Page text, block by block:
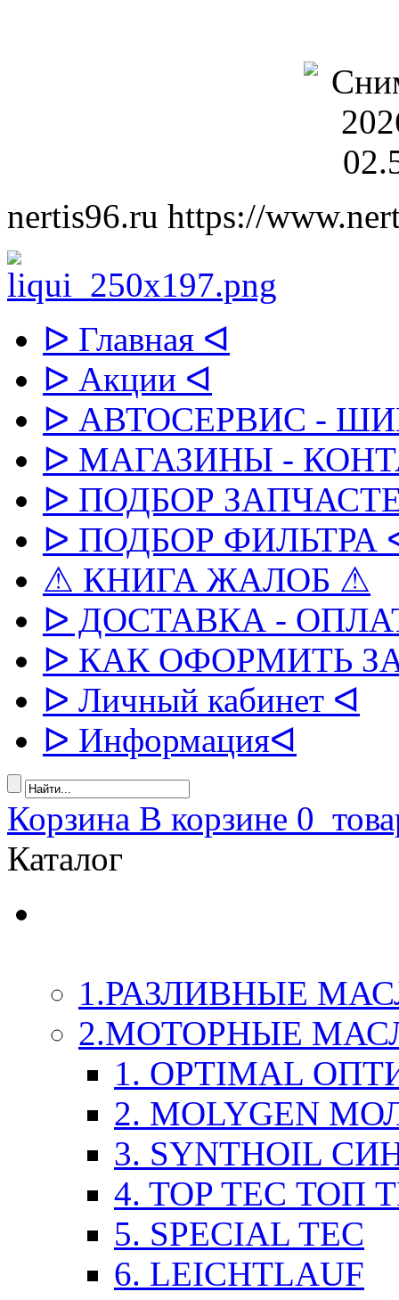
nertis96.ru https://
ᐅ Главная ᐊ
ᐅ Акции ᐊ
ᐅ АВТОСЕРВИС -
ᐅ МАГАЗИНЫ -
ᐅ ПОДБОР
ᐅ ПОДБОР ФИЛЬТРА
⚠ КНИГА ЖАЛОБ ⚠
ᐅ ДОСТАВКА -
ᐅ КАК ОФОРМИТЬ
ᐅ Личный кабинет ᐊ
ᐅ Информацияᐊ
Корзина В корзине 0
Каталог
1.РАЗЛИВНЫЕ
2.МОТОРНЫЕ
1. OPTIMAL
2. MOLYGEN
3. SYNTHOIL
4. TOP TEC ТОП
5. SPECIAL TEC
6. LEICHTLAUF